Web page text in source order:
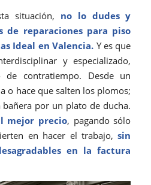
situación, no lo dudes y
de reparaciones para piso
Ideal en Valencia. Y es que
y especializado,
de contratiempo. Desde un
o hace que salten los plomos;
por un plato de ducha.
mejor precio, pagando sólo
en hacer el trabajo, sin
en la factura